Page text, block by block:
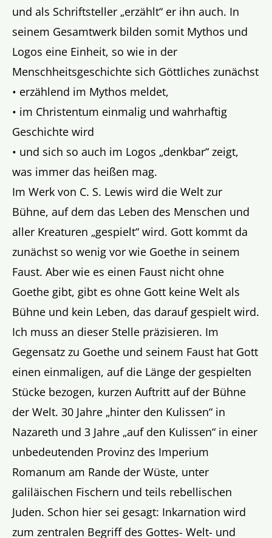
und als Schriftsteller „erzählt“ er ihn auch. In
seinem Gesamtwerk bilden somit Mythos und
Logos eine Einheit, so wie in der
Menschheitsgeschichte sich Göttliches zunächst
• erzählend im Mythos meldet,
• im Christentum einmalig und wahrhaftig
Geschichte wird
• und sich so auch im Logos „denkbar“ zeigt,
was immer das heißen mag.
Im Werk von C. S. Lewis wird die Welt zur
Bühne, auf dem das Leben des Menschen und
aller Kreaturen „gespielt“ wird. Gott kommt da
zunächst so wenig vor wie Goethe in seinem
Faust. Aber wie es einen Faust nicht ohne
Goethe gibt, gibt es ohne Gott keine Welt als
Bühne und kein Leben, das darauf gespielt wird.
Ich muss an dieser Stelle präzisieren. Im
Gegensatz zu Goethe und seinem Faust hat Gott
einen einmaligen, auf die Länge der gespielten
Stücke bezogen, kurzen Auftritt auf der Bühne
der Welt. 30 Jahre „hinter den Kulissen“ in
Nazareth und 3 Jahre „auf den Kulissen“ in einer
unbedeutenden Provinz des Imperium
Romanum am Rande der Wüste, unter
galiläischen Fischern und teils rebellischen
Juden. Schon hier sei gesagt: Inkarnation wird
zum zentralen Begriff des Gottes- Welt- und